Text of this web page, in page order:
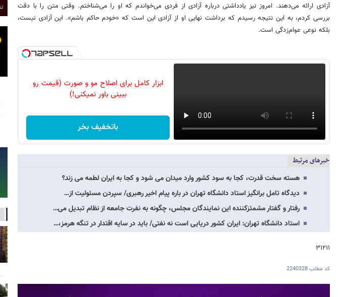
آزادی ارائه می‌دهند. امروز نیز یادداشتی درباره آزادی از فردی می‌خواندم که او را می‌شناختم. وقتی متن را با دقت
بررسی کردم، به این نتیجه رسیدم که برداشت نهایی او از آزادی این است که «خودم حاکم باشم». این آزادی نیست،
بلکه نوعی عوام‌زدگی است.
ابزار کامل برای اصلاح مو و صورت (قیمت رو
ببینی باور نمیکنی!)
باتخفیف بخر
خبرهای مرتبط
هسته سخت قدرت، کجا به سود کشور وارد میدان می شود و کجا به ایران لطمه می زند؟
دیدگاه تامل برانگیز استاد دانشگاه تهران در باره پیام اخیر رهبری/ سپردن مسئولیت از…
رفتار و گفتار مشمئزکننده این نمایندگان مجلس، چگونه به نفرت جامعه از نظام تبدیل می…
استاد دانشگاه تهران: ایران کشور دریایی است نه نفتی/ باید در سایه اقتدار در تنگه هرمز،…
۳۱۲۱۱
کد مطلب2240328